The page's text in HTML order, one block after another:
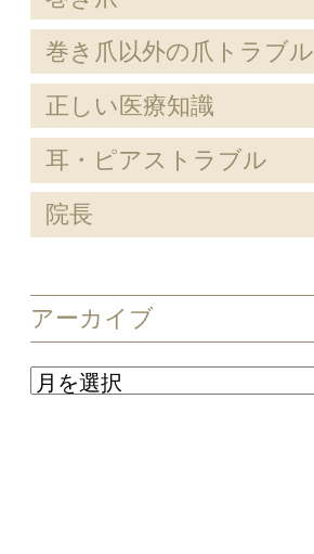
巻き爪以外の爪トラブル
正しい医療知識
耳・ピアストラブル
院長
アーカイブ